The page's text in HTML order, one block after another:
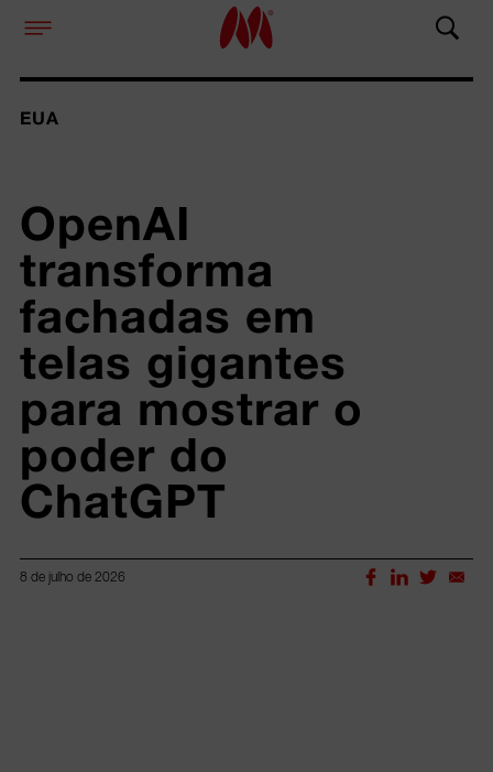
EUA
OpenAI
transforma
fachadas em
telas gigantes
para mostrar o
poder do
ChatGPT
8 de julho de 2026